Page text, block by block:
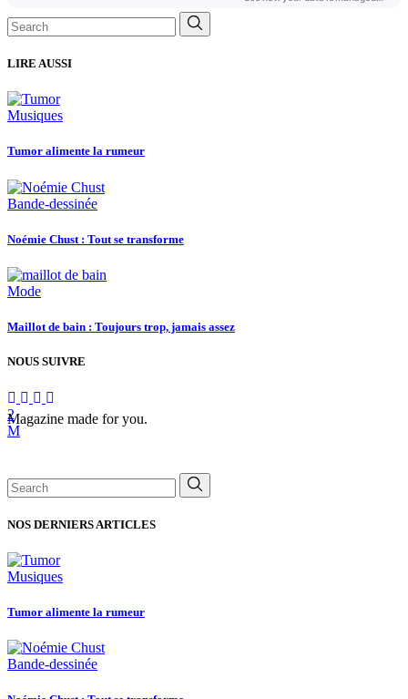
Search
for:
LIRE AUSSI
Musiques
Tumor alimente la rumeur
Bande-dessinée
Noémie Chust : Tout se transforme
Mode
Maillot de bain : Toujours trop, jamais assez
NOUS SUIVRE
Magazine made for you.
Search
for:
NOS DERNIERS ARTICLES
Musiques
Tumor alimente la rumeur
Bande-dessinée